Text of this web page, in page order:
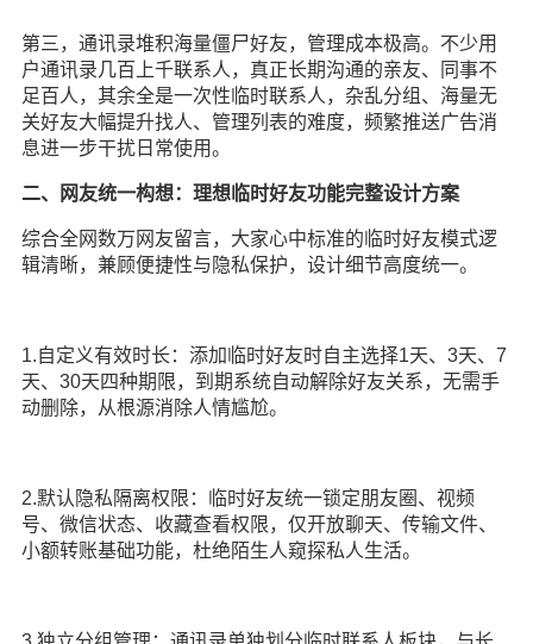
第三，通讯录堆积海量僵尸好友，管理成本极高。不少用
户通讯录几百上千联系人，真正长期沟通的亲友、同事不
足百人，其余全是一次性临时联系人，杂乱分组、海量无
关好友大幅提升找人、管理列表的难度，频繁推送广告消
息进一步干扰日常使用。
二、网友统一构想：理想临时好友功能完整设计方案
综合全网数万网友留言，大家心中标准的临时好友模式逻
辑清晰，兼顾便捷性与隐私保护，设计细节高度统一。
1.自定义有效时长：添加临时好友时自主选择1天、3天、7
天、30天四种期限，到期系统自动解除好友关系，无需手
动删除，从根源消除人情尴尬。
2.默认隐私隔离权限：临时好友统一锁定朋友圈、视频
号、微信状态、收藏查看权限，仅开放聊天、传输文件、
小额转账基础功能，杜绝陌生人窥探私人生活。